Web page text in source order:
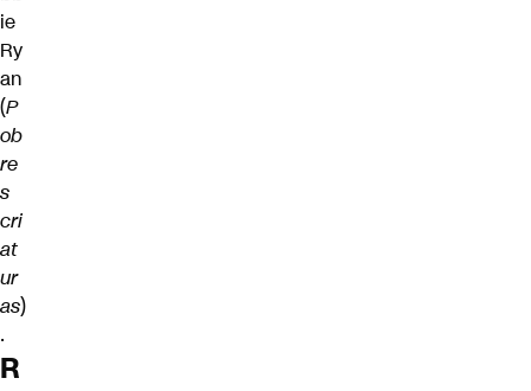
ie
Ry
an
(P
ob
re
s
cri
at
ur
as)
.
R